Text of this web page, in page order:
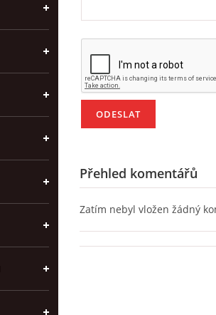
Přehled komentářů
Zatím nebyl vložen žádný